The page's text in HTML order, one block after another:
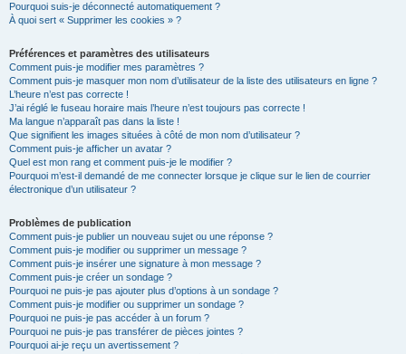
Pourquoi suis-je déconnecté automatiquement ?
À quoi sert « Supprimer les cookies » ?
Préférences et paramètres des utilisateurs
Comment puis-je modifier mes paramètres ?
Comment puis-je masquer mon nom d’utilisateur de la liste des utilisateurs en ligne ?
L’heure n’est pas correcte !
J’ai réglé le fuseau horaire mais l’heure n’est toujours pas correcte !
Ma langue n’apparaît pas dans la liste !
Que signifient les images situées à côté de mon nom d’utilisateur ?
Comment puis-je afficher un avatar ?
Quel est mon rang et comment puis-je le modifier ?
Pourquoi m’est-il demandé de me connecter lorsque je clique sur le lien de courrier
électronique d’un utilisateur ?
Problèmes de publication
Comment puis-je publier un nouveau sujet ou une réponse ?
Comment puis-je modifier ou supprimer un message ?
Comment puis-je insérer une signature à mon message ?
Comment puis-je créer un sondage ?
Pourquoi ne puis-je pas ajouter plus d’options à un sondage ?
Comment puis-je modifier ou supprimer un sondage ?
Pourquoi ne puis-je pas accéder à un forum ?
Pourquoi ne puis-je pas transférer de pièces jointes ?
Pourquoi ai-je reçu un avertissement ?